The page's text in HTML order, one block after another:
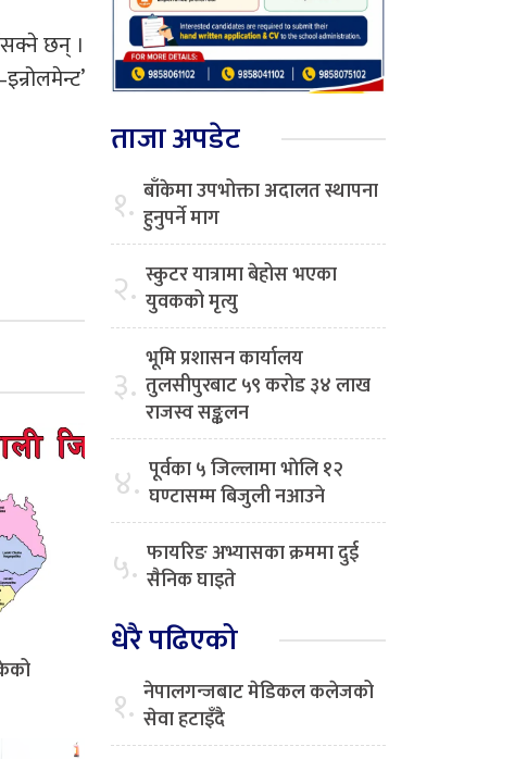
छन् ।
ताजा अपडेट
१. बाँकेमा उपभोक्ता अदालत स्थापना
हुनुपर्ने माग
२. स्कुटर यात्रामा बेहोस भएका
युवकको मृत्यु
३. भूमि प्रशासन कार्यालय
तुलसीपुरबाट ५९ करोड ३४ लाख
राजस्व सङ्कलन
४. पूर्वका ५ जिल्लामा भाेलि १२
घण्टासम्म बिजुली नआउने
५. फायरिङ अभ्यासका क्रममा दुई
सैनिक घाइते
धेरै पढिएको
१. नेपालगन्जबाट मेडिकल कलेजको
सेवा हटाइँदै